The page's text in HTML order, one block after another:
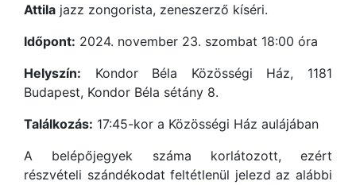
Attila jazz zongorista, zeneszerző kíséri.
Időpont: 2024. november 23. szombat 18:00 óra
Helyszín: Kondor Béla Közösségi Ház, 1181
Budapest, Kondor Béla sétány 8.
Találkozás: 17:45-kor a Közösségi Ház aulájában
A belépőjegyek száma korlátozott, ezért
részvételi szándékodat feltétlenül jelezd az alábbi